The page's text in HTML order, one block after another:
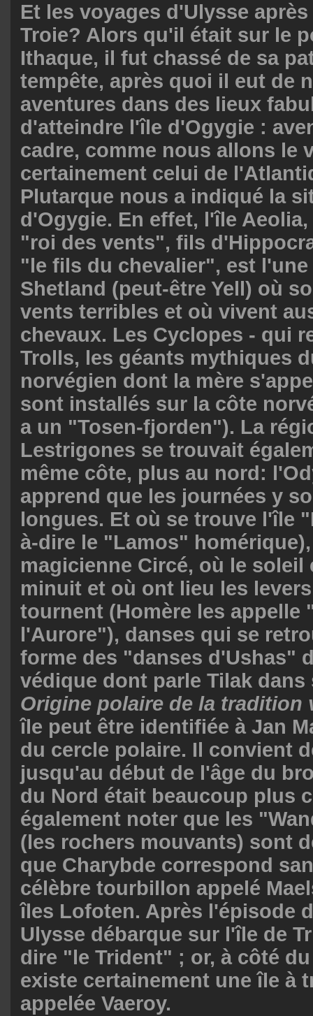
Et les voyages d'Ulysse
Troie? Alors qu'il était sur le
Ithaque, il fut chassé de sa
tempête, après quoi il eut de
aventures dans des lieux
d'atteindre l'île d'Ogygie :
cadre, comme nous allons le
certainement celui de
Plutarque nous a indiqué la
d'Ogygie. En effet, l'île
"roi des vents", fils
"le fils du chevalier", est l'une
Shetland (peut-être Yell) où
vents terribles et où vivent
chevaux. Les Cyclopes - qui
Trolls, les géants mythiques
norvégien dont la mère
sont installés sur la côte
a un "Tosen-fjorden"). La
Lestrigones se trouvait
même côte, plus au nord:
apprend que les journées y
longues. Et où se trouve l'île
à-dire le "Lamos"
magicienne Circé, où le soleil
minuit et où ont lieu les
tournent (Homère les appelle
l'Aurore"), danses qui se
forme des "danses d'Ushas"
védique dont parle Tilak dans
Origine polaire de la tradition
île peut être identifiée à Jan
du cercle polaire. Il convient
jusqu'au début de l'âge du
du Nord était beaucoup plus
également noter que les
(les rochers mouvants) sont
que Charybde correspond
célèbre tourbillon appelé
îles Lofoten. Après l'épisode
Ulysse débarque sur l'île de
dire "le Trident" ; or, à côté
existe certainement une île à
appelée Vaeroy.